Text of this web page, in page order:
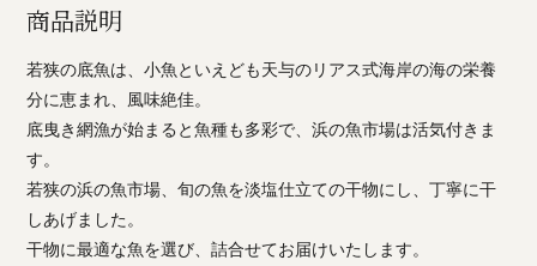
商品説明
若狭の底魚は、小魚といえども天与のリアス式海岸の海の栄養
分に恵まれ、風味絶佳。
底曳き網漁が始まると魚種も多彩で、浜の魚市場は活気付きま
す。
若狭の浜の魚市場、旬の魚を淡塩仕立ての干物にし、丁寧に干
しあげました。
干物に最適な魚を選び、詰合せてお届けいたします。